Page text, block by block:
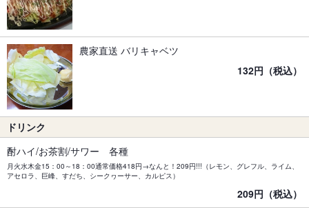
農家直送 バリキャベツ
132円（税込）
ドリンク
酎ハイ/お茶割/サワー 各種
月火水木金15：00～18：00通常価格418円→なんと！209円!!!（レモン、グレフル、ライム、
アセロラ、巨峰、すだち、シークヮーサー、カルピス）
209円（税込）